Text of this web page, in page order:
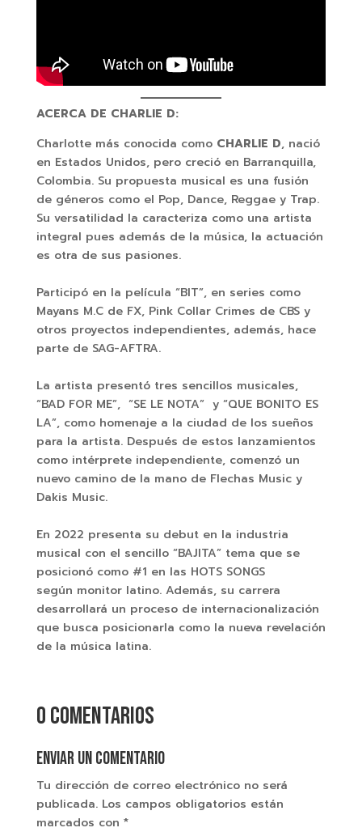
ACERCA DE CHARLIE D:
Charlotte más conocida como CHARLIE D, nació
en Estados Unidos, pero creció en Barranquilla,
Colombia. Su propuesta musical es una fusión
de géneros como el Pop, Dance, Reggae y Trap.
Su versatilidad la caracteriza como una artista
integral pues además de la música, la actuación
es otra de sus pasiones.
Participó en la película “BIT”, en series como
Mayans M.C de FX, Pink Collar Crimes de CBS y
otros proyectos independientes, además, hace
parte de SAG-AFTRA.
La artista presentó tres sencillos musicales,
“BAD FOR ME”, “SE LE NOTA” y “QUE BONITO ES
LA”, como homenaje a la ciudad de los sueños
para la artista. Después de estos lanzamientos
como intérprete independiente, comenzó un
nuevo camino de la mano de Flechas Music y
Dakis Music.
En 2022 presenta su debut en la industria
musical con el sencillo “BAJITA” tema que se
posicionó como #1 en las HOTS SONGS
según monitor latino. Además, su carrera
desarrollará un proceso de internacionalización
que busca posicionarla como la nueva revelación
de la música latina.
0 comentarios
Enviar un comentario
Tu dirección de correo electrónico no será
publicada. Los campos obligatorios están
marcados con *